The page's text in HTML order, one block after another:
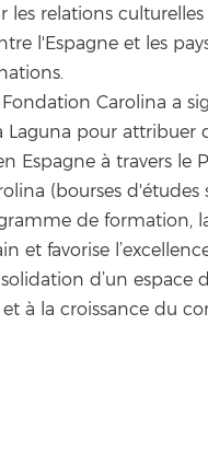
les relations
l'Espagne et les
Carolina a
Laguna pour attribuer
Espagne à travers
(bourses d'études
de formation,
et favorise
d’un espace
à la croissance du